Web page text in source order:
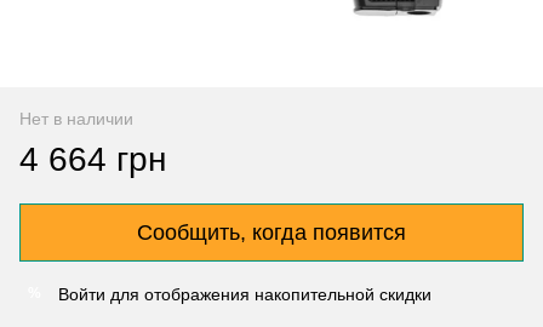
Нет в наличии
4 664 грн
Сообщить, когда появится
Войти для отображения накопительной скидки